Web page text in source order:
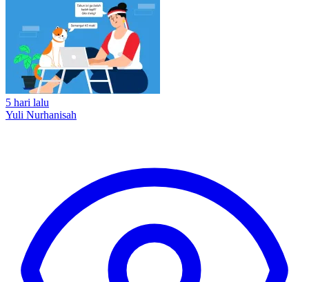
5 hari lalu
Yuli Nurhanisah